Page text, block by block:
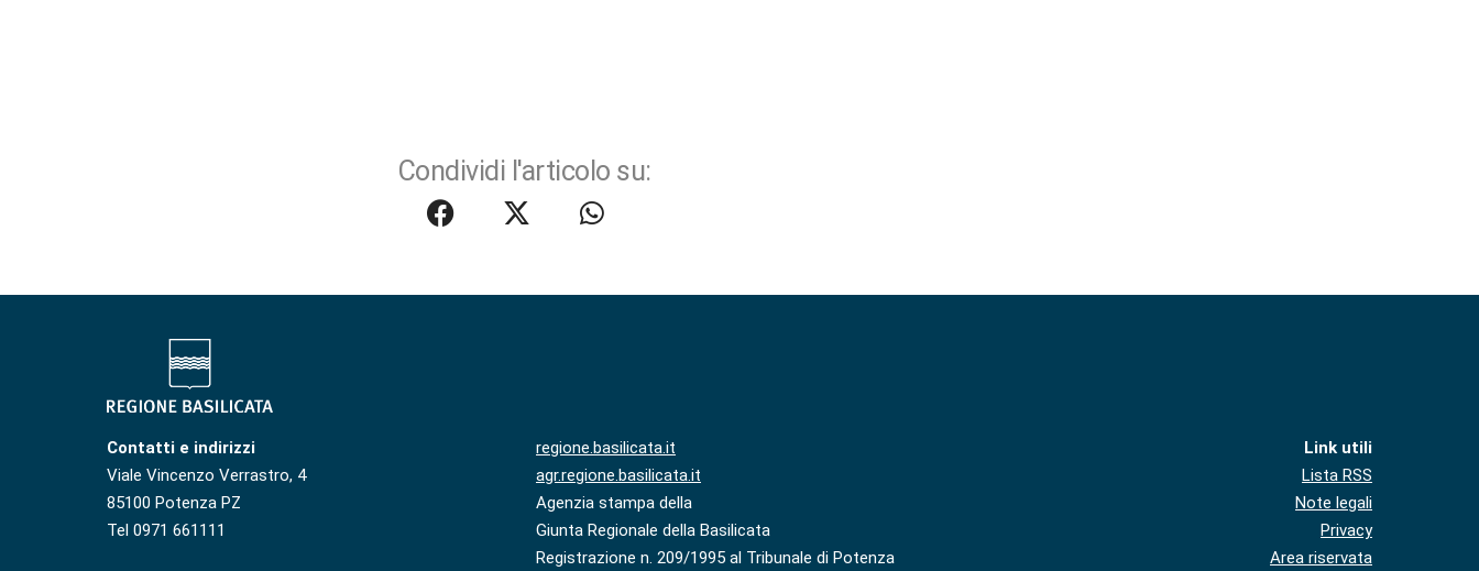
Condividi l'articolo su:
Contatti e indirizzi
Viale Vincenzo Verrastro, 4
85100 Potenza PZ
Tel 0971 661111
regione.basilicata.it
agr.regione.basilicata.it
Agenzia stampa della
Giunta Regionale della Basilicata
Registrazione n. 209/1995 al Tribunale di Potenza
Link utili
Lista RSS
Note legali
Privacy
Area riservata